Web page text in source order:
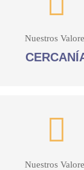
Nuestros
Nuestros